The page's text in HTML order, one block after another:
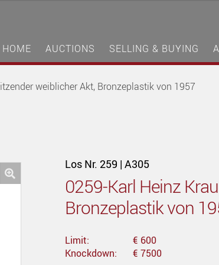
HOME AUCTIONS SELLING & BUYING
weiblicher Akt, Bronzeplastik von 1957
Los Nr. 259 | A305
0259-Karl Heinz
Bronzeplastik von
Limit:
€ 600
Knockdown:
€ 7500